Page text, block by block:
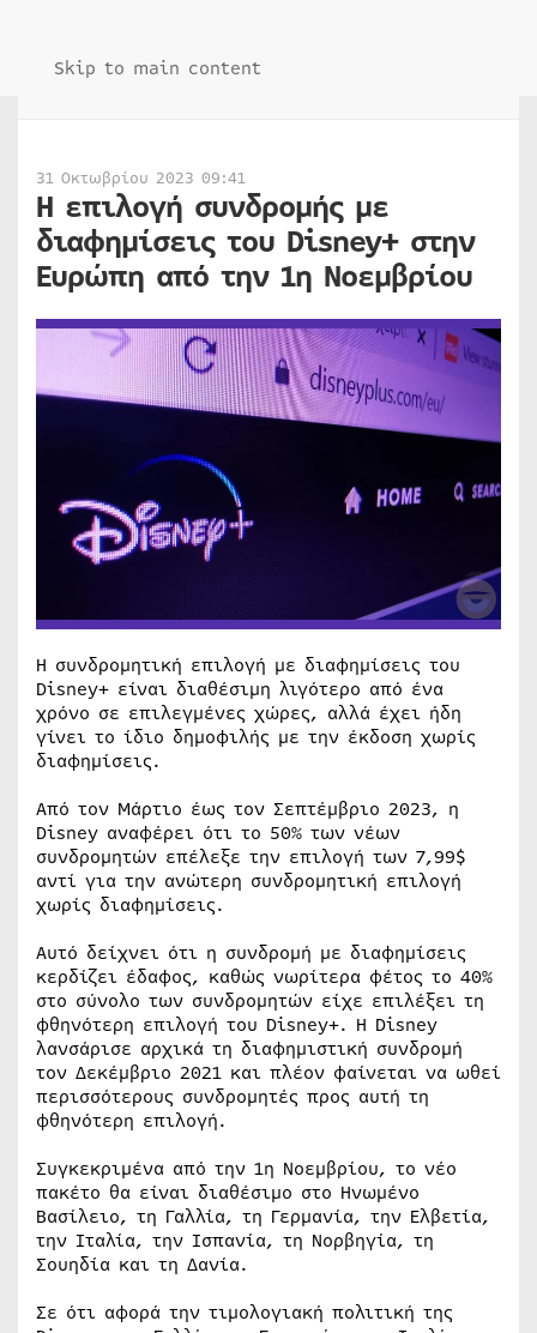
Skip to main content
31 Οκτωβρίου 2023 09:41
Η επιλογή συνδρομής με
διαφημίσεις του Disney+ στην
Ευρώπη από την 1η Νοεμβρίου
Η συνδρομητική επιλογή με διαφημίσεις του
Disney+ είναι διαθέσιμη λιγότερο από ένα
χρόνο σε επιλεγμένες χώρες, αλλά έχει ήδη
γίνει το ίδιο δημοφιλής με την έκδοση χωρίς
διαφημίσεις.
Από τον Μάρτιο έως τον Σεπτέμβριο 2023, η
Disney αναφέρει ότι το 50% των νέων
συνδρομητών επέλεξε την επιλογή των 7,99$
αντί για την ανώτερη συνδρομητική επιλογή
χωρίς διαφημίσεις.
Αυτό δείχνει ότι η συνδρομή με διαφημίσεις
κερδίζει έδαφος, καθώς νωρίτερα φέτος το 40%
στο σύνολο των συνδρομητών είχε επιλέξει τη
φθηνότερη επιλογή του Disney+. Η Disney
λανσάρισε αρχικά τη διαφημιστική συνδρομή
τον Δεκέμβριο 2021 και πλέον φαίνεται να ωθεί
περισσότερους συνδρομητές προς αυτή τη
φθηνότερη επιλογή.
Συγκεκριμένα από την 1η Νοεμβρίου, το νέο
πακέτο θα είναι διαθέσιμο στο Ηνωμένο
Βασίλειο, τη Γαλλία, τη Γερμανία, την Ελβετία,
την Ιταλία, την Ισπανία, τη Νορβηγία, τη
Σουηδία και τη Δανία.
Σε ότι αφορά την τιμολογιακή πολιτική της